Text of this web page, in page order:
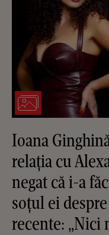
Ioana
relația cu
negat că i-a
soțul ei
recente: „Nici